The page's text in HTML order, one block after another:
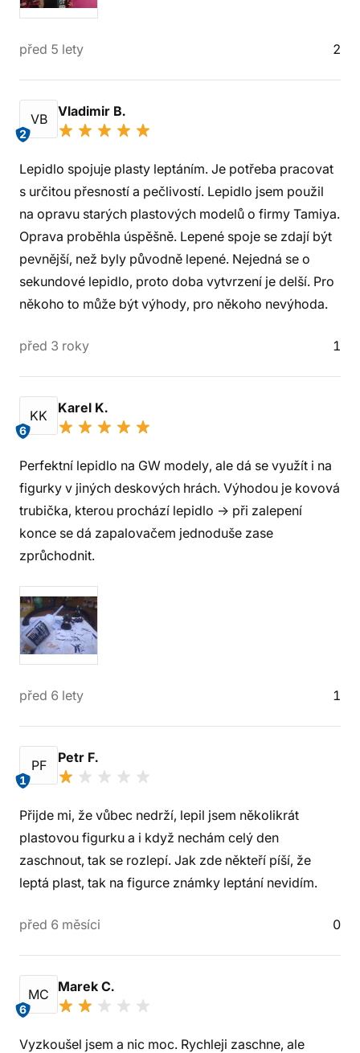
před 5 lety 2
VB
2
Vladimir B.
Lepidlo spojuje plasty leptáním. Je potřeba pracovat
s určitou přesností a pečlivostí. Lepidlo jsem použil
na opravu starých plastových modelů o firmy Tamiya.
Oprava proběhla úspěšně. Lepené spoje se zdají být
pevnější, než byly původně lepené. Nejedná se o
sekundové lepidlo, proto doba vytvrzení je delší. Pro
někoho to může být výhody, pro někoho nevýhoda.
před 3 roky 1
KK
6
Karel K.
Perfektní lepidlo na GW modely, ale dá se využít i na
figurky v jiných deskových hrách. Výhodou je kovová
trubička, kterou prochází lepidlo -> při zalepení
konce se dá zapalovačem jednoduše zase
zprůchodnit.
před 6 lety 1
PF
1
Petr F.
Přijde mi, že vůbec nedrží, lepil jsem několikrát
plastovou figurku a i když nechám celý den
zaschnout, tak se rozlepí. Jak zde někteří píší, že
leptá plast, tak na figurce známky leptání nevidím.
před 6 měsíci 0
MC
6
Marek C.
Vyzkoušel jsem a nic moc. Rychleji zaschne, ale